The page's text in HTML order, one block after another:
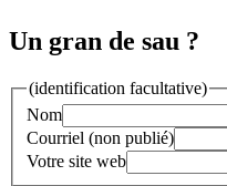
Un gran de sau ?
(identification facultative)
Nom
Courriel (non publié)
Votre site web